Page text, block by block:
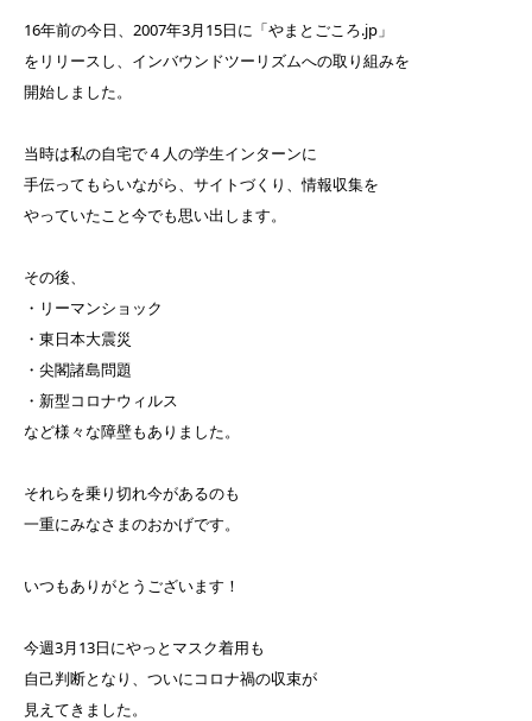
16年前の今日、2007年3月15日に「やまとごころ.jp」
をリリースし、インバウンドツーリズムへの取り組みを
開始しました。
当時は私の自宅で４人の学生インターンに
手伝ってもらいながら、サイトづくり、情報収集を
やっていたこと今でも思い出します。
その後、
・リーマンショック
・東日本大震災
・尖閣諸島問題
・新型コロナウィルス
など様々な障壁もありました。
それらを乗り切れ今があるのも
一重にみなさまのおかげです。
いつもありがとうございます！
今週3月13日にやっとマスク着用も
自己判断となり、ついにコロナ禍の収束が
見えてきました。